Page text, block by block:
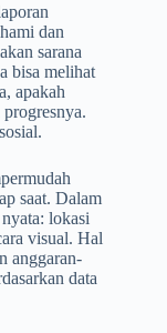
dan
sarana
bisa melihat
apakah
saat. Dalam
lokasi
visual. Hal
anggaran-
data